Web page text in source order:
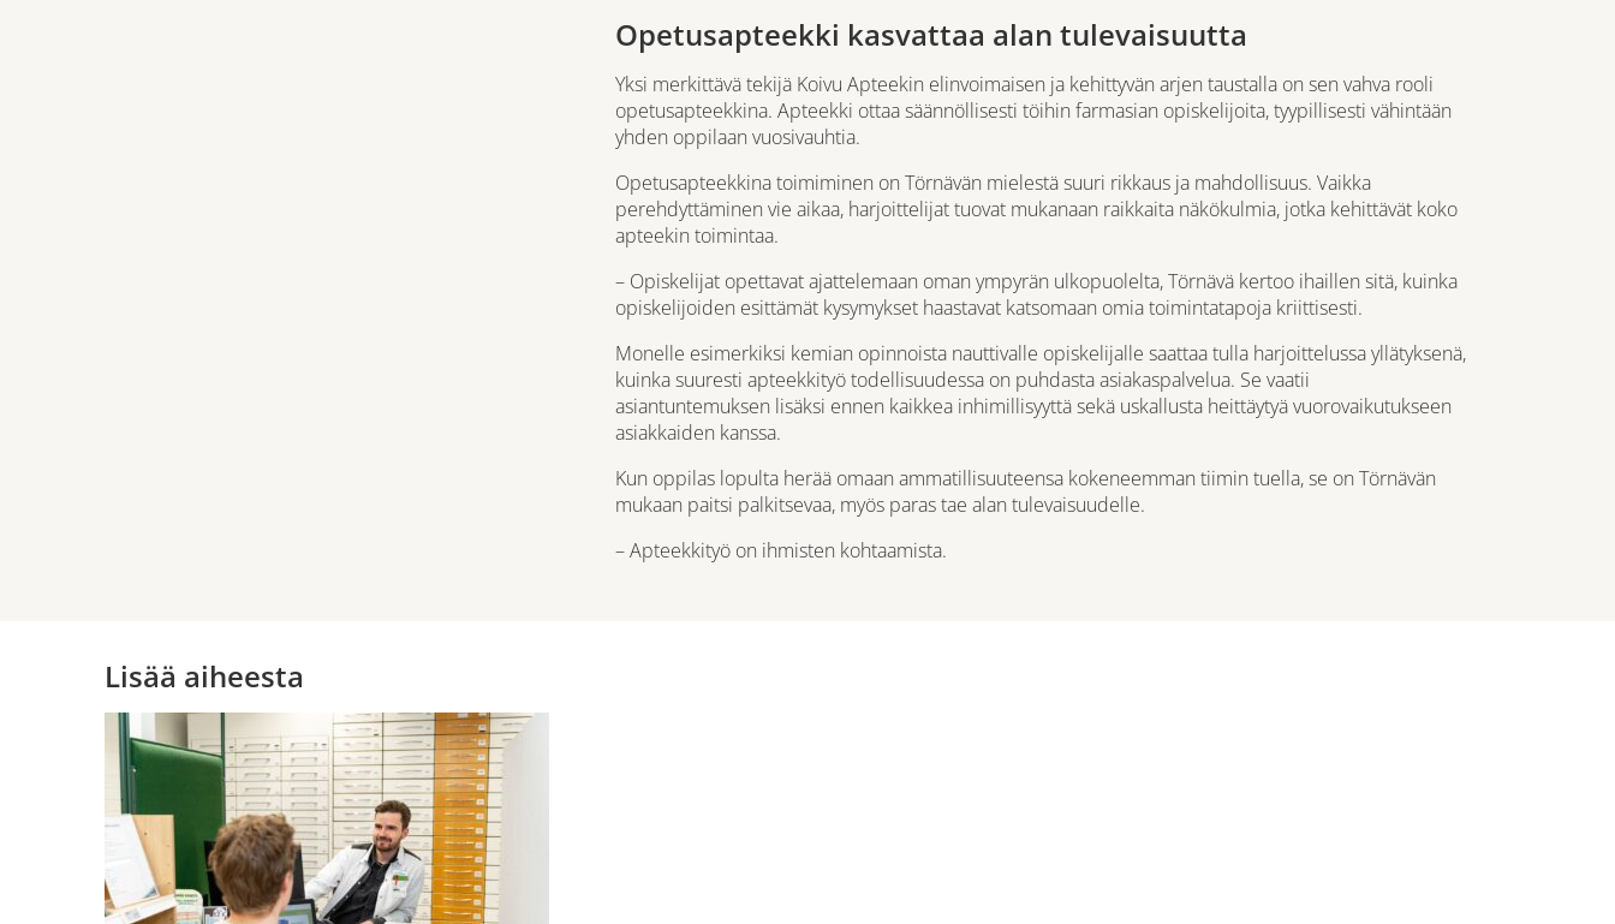
Opetusapteekki kasvattaa alan tulevaisuutta
Yksi merkittävä tekijä Koivu Apteekin elinvoimaisen ja kehittyvän arjen taustalla on sen vahva rooli
opetusapteekkina. Apteekki ottaa säännöllisesti töihin farmasian opiskelijoita, tyypillisesti vähintään
yhden oppilaan vuosivauhtia.
Opetusapteekkina toimiminen on Törnävän mielestä suuri rikkaus ja mahdollisuus. Vaikka
perehdyttäminen vie aikaa, harjoittelijat tuovat mukanaan raikkaita näkökulmia, jotka kehittävät koko
apteekin toimintaa.
– Opiskelijat opettavat ajattelemaan oman ympyrän ulkopuolelta, Törnävä kertoo ihaillen sitä, kuinka
opiskelijoiden esittämät kysymykset haastavat katsomaan omia toimintatapoja kriittisesti.
Monelle esimerkiksi kemian opinnoista nauttivalle opiskelijalle saattaa tulla harjoittelussa yllätyksenä,
kuinka suuresti apteekkityö todellisuudessa on puhdasta asiakaspalvelua. Se vaatii
asiantuntemuksen lisäksi ennen kaikkea inhimillisyyttä sekä uskallusta heittäytyä vuorovaikutukseen
asiakkaiden kanssa.
Kun oppilas lopulta herää omaan ammatillisuuteensa kokeneemman tiimin tuella, se on Törnävän
mukaan paitsi palkitsevaa, myös paras tae alan tulevaisuudelle.
– Apteekkityö on ihmisten kohtaamista.
Lisää aiheesta